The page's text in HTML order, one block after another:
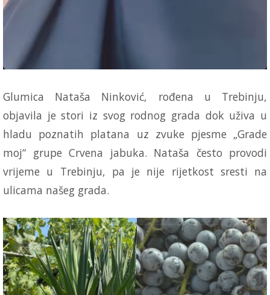
Glumica Nataša Ninković, rođena u Trebinju,
objavila je stori iz svog rodnog grada dok uživa u
hladu poznatih platana uz zvuke pjesme „Grade
moj“ grupe Crvena jabuka. Nataša često provodi
vrijeme u Trebinju, pa je nije rijetkost sresti na
ulicama našeg grada.